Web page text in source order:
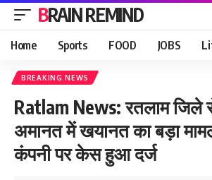
BRAIN REMIND
Home Sports FOOD JOBS
BREAKING NEWS
Ratlam News: रतलाम जिले
अमानत में खयानत का बड़ा
कंपनी पर केस हुआ दर्ज